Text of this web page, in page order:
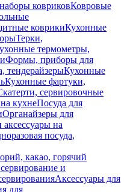
ковриковКовровые
коврикиКухонные
Терки,
термометры,
Формы, приборы для
тендерайзерыКухонные
Кухонные фартуки,
сервировочные
кухнеПосуда для
Органайзеры для
на
посуда,
какао, горячий
и
Аксессуары для
для